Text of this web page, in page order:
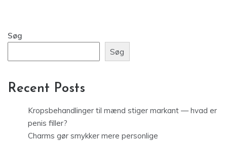
Søg
Søg
Recent Posts
Kropsbehandlinger til mænd stiger markant — hvad er
penis filler?
Charms gør smykker mere personlige